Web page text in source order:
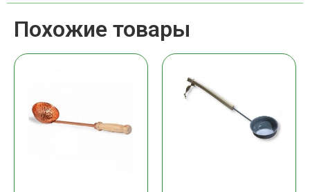
Похожие товары